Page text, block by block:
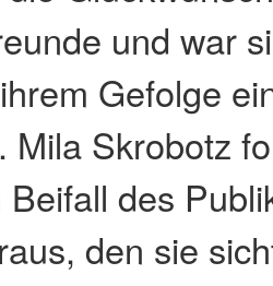
und war
Gefolge
Mila Skrobotz
des
den sie